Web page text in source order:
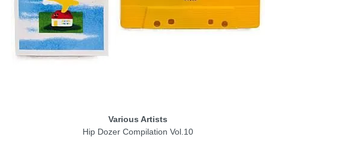
Various Artists
Hip Dozer Compilation Vol.10